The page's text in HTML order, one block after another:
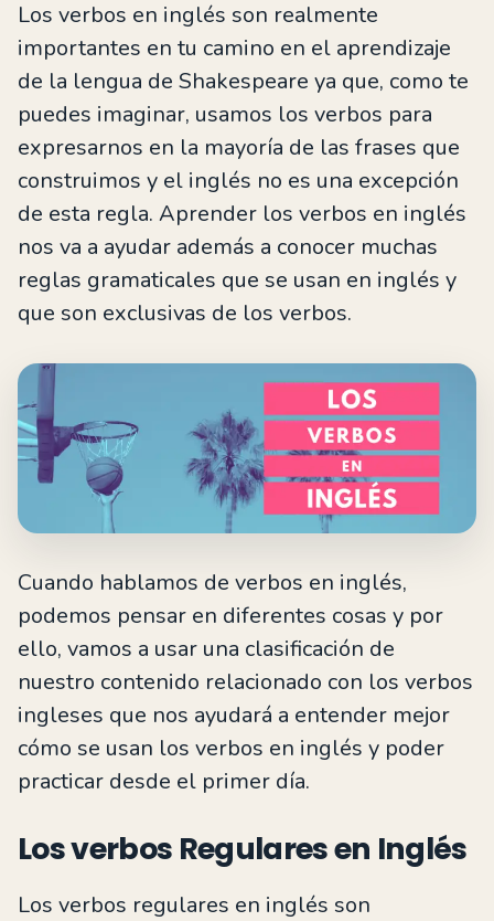
Los verbos en inglés son realmente
importantes en tu camino en el aprendizaje
de la lengua de Shakespeare ya que, como te
puedes imaginar, usamos los verbos para
expresarnos en la mayoría de las frases que
construimos y el inglés no es una excepción
de esta regla. Aprender los verbos en inglés
nos va a ayudar además a conocer muchas
reglas gramaticales que se usan en inglés y
que son exclusivas de los verbos.
Cuando hablamos de verbos en inglés,
podemos pensar en diferentes cosas y por
ello, vamos a usar una clasificación de
nuestro contenido relacionado con los verbos
ingleses que nos ayudará a entender mejor
cómo se usan los verbos en inglés y poder
practicar desde el primer día.
Los verbos Regulares en Inglés
Los verbos regulares en inglés son